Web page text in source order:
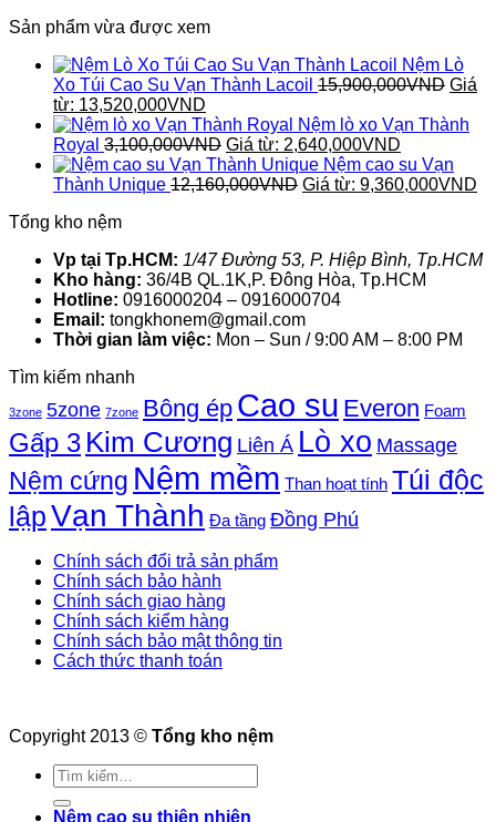
Sản phẩm vừa được xem
Nệm Lò
Xo Túi Cao Su Vạn Thành Lacoil 15,900,000VND Giá
từ: 13,520,000VND
Nệm lò xo Vạn Thành
Royal 3,100,000VND Giá từ: 2,640,000VND
Nệm cao su Vạn
Thành Unique 12,160,000VND Giá từ: 9,360,000VND
Tổng kho nệm
Vp tại Tp.HCM: 1/47 Đường 53, P. Hiệp Bình, Tp.HCM
Kho hàng: 36/4B QL.1K,P. Đông Hòa, Tp.HCM
Hotline: 0916000204 – 0916000704
Email: tongkhonem@gmail.com
Thời gian làm việc: Mon – Sun / 9:00 AM – 8:00 PM
Tìm kiếm nhanh
3zone 5zone 7zone Bông ép Cao su Everon Foam
Gấp 3 Kim Cương Liên Á Lò xo Massage
Nệm cứng Nệm mềm Than hoạt tính Túi độc
lậpVạn Thành Đa tầng Đồng Phú
Chính sách đổi trả sản phẩm
Chính sách bảo hành
Chính sách giao hàng
Chính sách kiểm hàng
Chính sách bảo mật thông tin
Cách thức thanh toán
Copyright 2013 © Tổng kho nệm
Tìm
kiếm:
Nệm cao su thiên nhiên